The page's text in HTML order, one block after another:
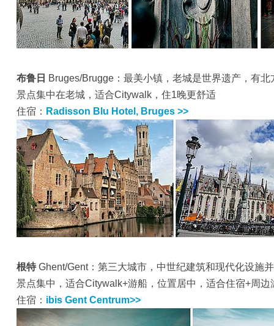
布鲁日 Bruges/Brugge：最美小镇，老城是世界遗产，有北
景点集中在老城，适合Citywalk，住1晚更舒适
住宿： Radisson Blu Hotel, Bruges >>
根特Ghent/Gent：第三大城市，中世纪建筑和现代化设施
景点集中，适合Citywalk+游船，位置居中，适合住宿+周边
住宿： ibis Gent Centrum>>